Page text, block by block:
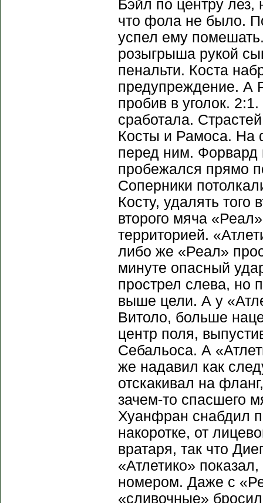
Бэйл по центру лез,
что фола не было.
успел ему
розыгрыша рукой
пенальти. Коста
предупреждение. А
пробив в уголок.
сработала.
Косты и Рамоса. На
перед ним. Форвард
пробежался прямо
Соперники
Косту, удалять того
второго мяча
территорией.
либо же «Реал»
минуте опасный
прострел слева, но
выше цели. А у
Витоло, больше
центр поля,
Себальоса. А
же надавил как
отскакивал на
зачем-то спасшего
Хуанфран снабдил
накоротке, от
вратаря, так что
«Атлетико»
номером. Даже с
«сливочные»